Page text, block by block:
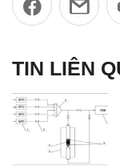
TIN LIÊN